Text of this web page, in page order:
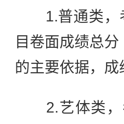
1.普通类，考
目卷面成绩总
的主要依据，成
2.艺体类，